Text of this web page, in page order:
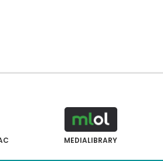
MEDIALIBRARY